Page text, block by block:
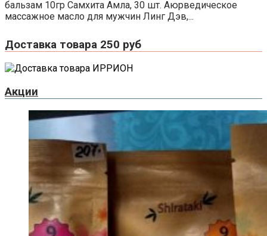
бальзам 10гр Самхита Амла, 30 шт. Аюрведическое
массажное масло для мужчин Линг Дэв,...
Доставка товара 250 руб
Акции